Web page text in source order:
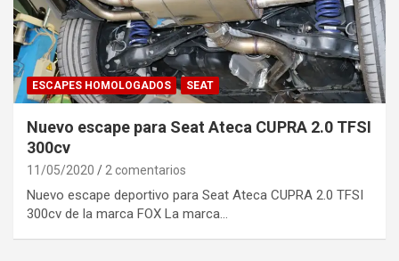
ESCAPES HOMOLOGADOS SEAT
Nuevo escape para Seat Ateca CUPRA 2.0 TFSI
300cv
11/05/2020 2 comentarios
Nuevo escape deportivo para Seat Ateca CUPRA 2.0 TFSI
300cv de la marca FOX La marca…